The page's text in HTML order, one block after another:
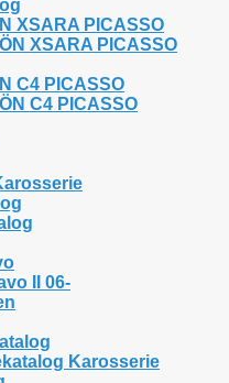
XSARA PICASSO
XSARA PICASSO
C4 PICASSO
C4 PICASSO
II 06-
Karosserie